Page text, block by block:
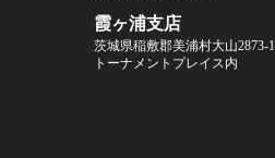
霞ヶ浦支店
茨城県稲敷郡美浦村大山2873-1
トーナメントプレイス内